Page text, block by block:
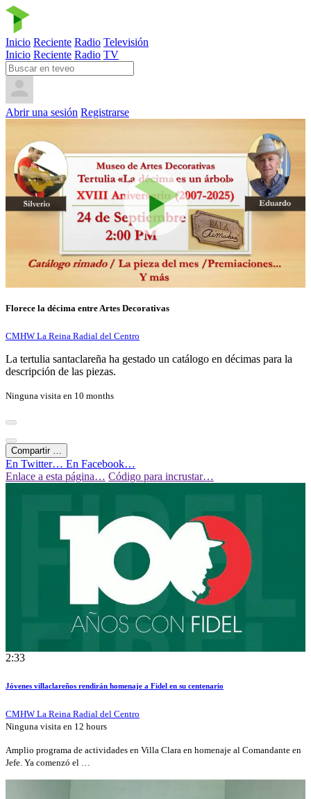
Inicio Reciente Radio Televisión
Inicio Reciente Radio TV
Abrir una sesión Registrarse
Florece la décima entre Artes Decorativas
CMHW La Reina Radial del Centro
La tertulia santaclareña ha gestado un catálogo en décimas para la
descripción de las piezas.
Ninguna visita en 10 months
Compartir …
En Twitter… En Facebook…
Enlace a esta página… Código para incrustar…
2:33
Jóvenes villaclareños rendirán homenaje a Fidel en su centenario
CMHW La Reina Radial del Centro
Ninguna visita en 12 hours
Amplio programa de actividades en Villa Clara en homenaje al Comandante en
Jefe. Ya comenzó el …